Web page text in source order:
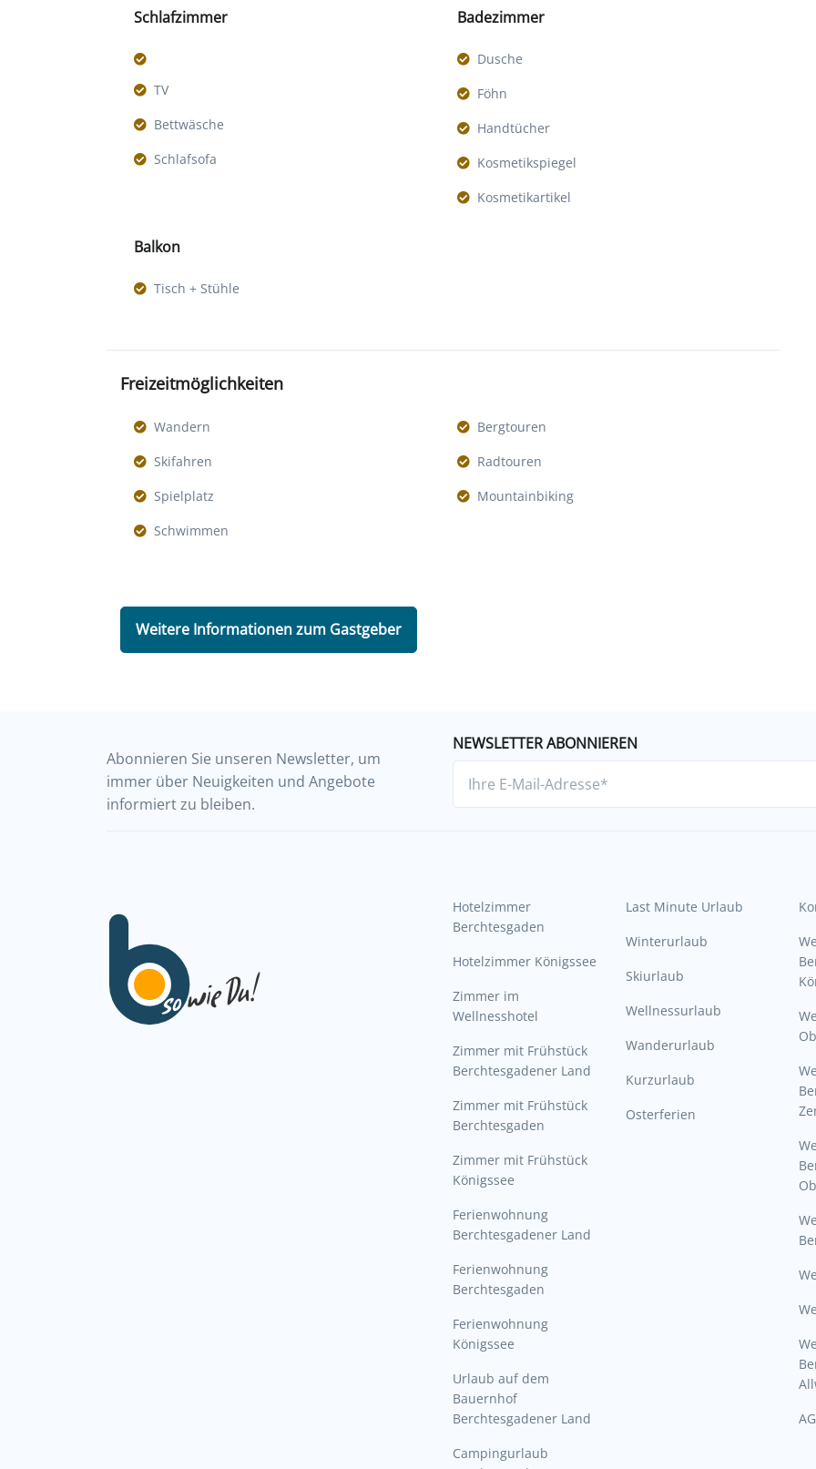
Schlafzimmer
TV
Bettwäsche
Schlafsofa
Badezimmer
Dusche
Föhn
Handtücher
Kosmetikspiegel
Kosmetikartikel
Balkon
Tisch + Stühle
Freizeitmöglichkeiten
Wandern
Bergtouren
Skifahren
Radtouren
Spielplatz
Mountainbiking
Schwimmen
Weitere Informationen zum Gastgeber
Abonnieren Sie unseren Newsletter, um
immer über Neuigkeiten und Angebote
informiert zu bleiben.
NEWSLETTER ABONNIEREN
Hotelzimmer
Berchtesgaden
Hotelzimmer Königssee
Zimmer im
Wellnesshotel
Zimmer mit Frühstück
Berchtesgadener Land
Zimmer mit Frühstück
Berchtesgaden
Zimmer mit Frühstück
Königssee
Ferienwohnung
Berchtesgadener Land
Ferienwohnung
Berchtesgaden
Ferienwohnung
Königssee
Urlaub auf dem
Bauernhof
Berchtesgadener Land
Campingurlaub
Last Minute Urlaub
Winterurlaub
Skiurlaub
Wellnessurlaub
Wanderurlaub
Kurzurlaub
Osterferien